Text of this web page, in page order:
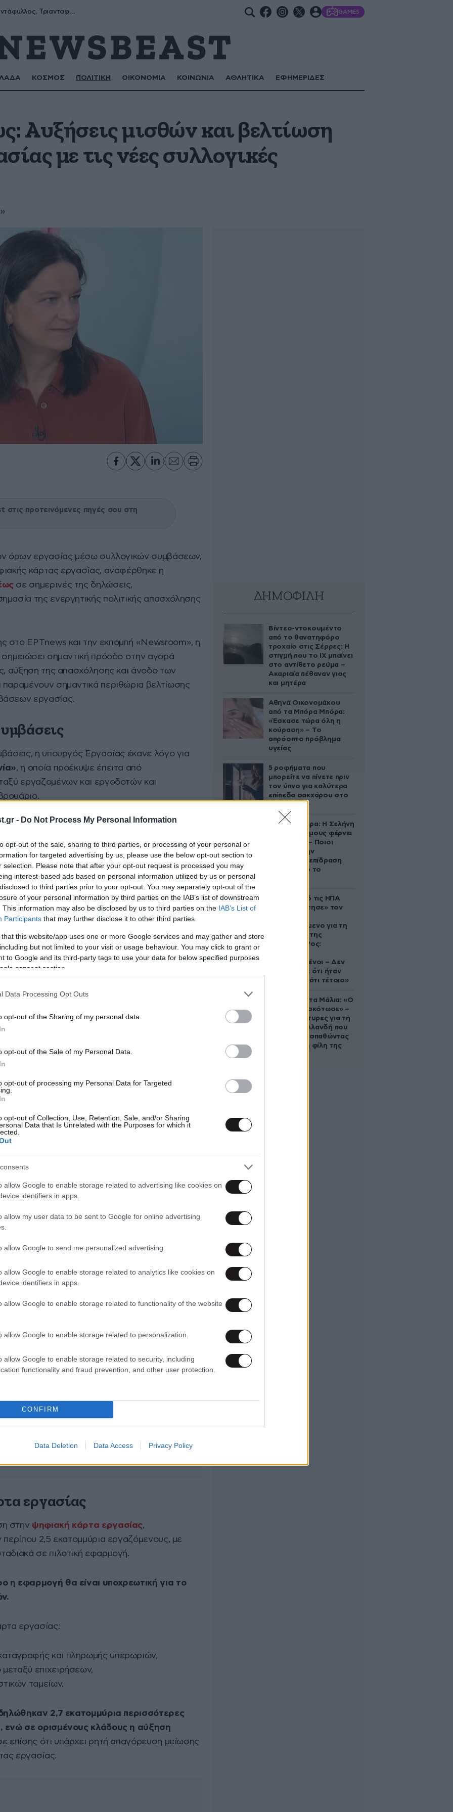
- Do Not Process My Personal Information
opt-out of the sale, sharing to third parties, or processing of your personal or
for targeted advertising by us, please use the below opt-out section to
selection. Please note that after your opt-out request is processed you may
interest-based ads based on personal information utilized by us or personal
to third parties prior to your opt-out. You may separately opt-out of the
of your personal information by third parties on the IAB’s list of downstream
This information may also be disclosed by us to third parties on the IAB’s List of
Participants that may further disclose it to other third parties.
that this website/app uses one or more Google services and may gather and store
but not limited to your visit or usage behaviour. You may click to grant or
to Google and its third-party tags to use your data for below specified purposes
consent section.
Data Processing Opt Outs
opt-out of the Sharing of my personal data.
opt-out of the Sale of my Personal Data.
opt-out of processing my Personal Data for Targeted
opt-out of Collection, Use, Retention, Sale, and/or Sharing
Data that Is Unrelated with the Purposes for which it
allow Google to enable storage related to advertising like cookies on
identifiers in apps.
allow my user data to be sent to Google for online advertising
allow Google to send me personalized advertising.
allow Google to enable storage related to analytics like cookies on
identifiers in apps.
allow Google to enable storage related to functionality of the website
allow Google to enable storage related to personalization.
allow Google to enable storage related to security, including
functionality and fraud prevention, and other user protection.
CONFIRM
Data Deletion Data Access Privacy Policy
Μύρων, Τριαντάφυλλος, Τριανταφυλλιά, Φυλλιώ, Ρόζα GAMES
ΚΟΣΜΟΣ ΠΟΛΙΤΙΚΗ ΟΙΚΟΝΟΜΙΑ ΚΟΙΝΩΝΙΑ ΑΘΛΗΤΙΚΑ ΕΦΗΜΕΡΙΔΕΣ
Αυξήσεις μισθών και βελτίωση
με τις νέες συλλογικές
στις προτεινόμενες πηγές σου στη
όρων εργασίας μέσω συλλογικών συμβάσεων,
κάρτας εργασίας, αναφέρθηκε η
σε σημερινές της δηλώσεις,
της ενεργητικής πολιτικής απασχόλησης
στο ΕΡΤnews και την εκπομπή «Newsroom», η
σημειώσει σημαντική πρόοδο στην αγορά
αύξηση της απασχόλησης και άνοδο των
σημαντικά περιθώρια βελτίωσης
εργασίας.
η υπουργός Εργασίας έκανε λόγο για
, η οποία προέκυψε έπειτα από
εργαζομένων και εργοδοτών και
μήνα ξεκινούν να υπογράφονται νέες
αποτέλεσμα
αυξήσεις μισθών και βελτίωση
σύμβαση στον κλάδο της εστίασης, η οποία,
χρονικό διάστημα και επεκτάθηκε σε
αναφέρθηκε και σε νέα σύμβαση
που υπεγράφη μετά από 15 χρόνια και
ενισχύουν όχι μόνο τους μισθούς
επιδόματα και παροχές, μέσω ενιαίας
Κυριάκο Μητσοτάκη
ότι θα μεταβεί στις Βρυξέλλες
Μητσοτάκη
ως παράδειγμα προς μίμηση στην
άλλων, ο αντιπρόεδρος της Ευρωπαϊκής
με στόχο να αναδειχθεί η εμπειρία της
συμβάσεων εργασίας.
εργασίας
στην ψηφιακή κάρτα εργασίας,
περίπου 2,5 εκατομμύρια εργαζόμενους, με
σε πιλοτική εφαρμογή.
η εφαρμογή θα είναι υποχρεωτική για το
εργασίας:
και πληρωμής υπερωριών,
μεταξύ επιχειρήσεων,
ταμείων.
2,7 εκατομμύρια περισσότερες
ενώ σε ορισμένους κλάδους η αύξηση
επίσης ότι υπάρχει ρητή απαγόρευση μείωσης
εργασίας.
ΔΗΜΟΦΙΛΗ
Βίντεο-ντοκουμέντο
από το θανατηφόρο
τροχαίο στις Σέρρες: Η
στιγμή που το ΙΧ μπαίνει
στο αντίθετο ρεύμα –
Ακαριαία πέθαναν γιος
και μητέρα
Αθηνά Οικονομάκου
από τα Μπόρα Μπόρα:
«Έσκασε τώρα όλη η
κούραση» – Το
απρόοπτο πρόβλημα
υγείας
5 ροφήματα που
μπορείτε να πίνετε πριν
τον ύπνο για καλύτερα
επίπεδα σακχάρου στο
Ζώδια σήμερα: Η Σελήνη
στους Διδύμους φέρνει
ανατροπές – Ποιοι
δέχονται την
ευεργετική επίδραση
του Δία από το
Ζευγάρι από τις ΗΠΑ
που «υιοθέτησε» τον
κατηγορούμενο για τη
δολοφονία της
Ελίζαμπεθ Ρος:
συντετριμμένοι – Δεν
έδειξε ποτέ ότι ήταν
ικανός για κάτι τέτοιο»
Τραγωδία στα Μάλια: «Ο
πανικός τη σκότωσε» –
Τι λένε μάρτυρες για τη
42χρονη Ολλανδή που
πνίγηκε προσπαθώντας
να σώσει τη φίλη της